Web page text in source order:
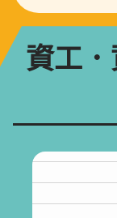
資工